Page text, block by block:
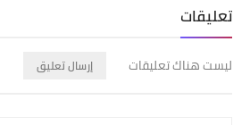
تعليقات
ليست هناك تعليقات إرسال تعليق